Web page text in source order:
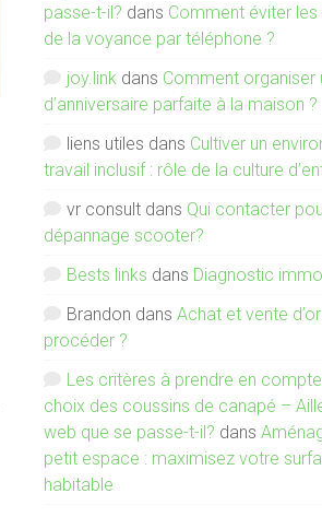
passe-t-il? dans Comment éviter les
de la voyance par téléphone ?
joy.link dans Comment organiser
d’anniversaire parfaite à la maison ?
liens utiles dans Cultiver un
travail inclusif : rôle de la culture
vr consult dans Qui contacter
dépannage scooter?
Bests links dans Diagnostic
Brandon dansAchat et vente
procéder ?
Les critères à prendre en
choix des coussins de canapé –
web que se passe-t-il? dans
petit espace : maximisez votre
habitable